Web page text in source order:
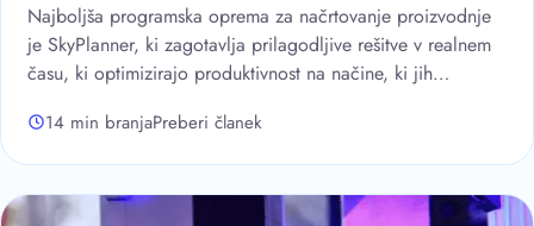
Najboljša programska oprema za načrtovanje proizvodnje
je SkyPlanner, ki zagotavlja prilagodljive rešitve v realnem
času, ki optimizirajo produktivnost na načine, ki jih…
14 min branjaPreberi članek